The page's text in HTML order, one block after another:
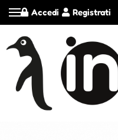
Registrati
Accedi